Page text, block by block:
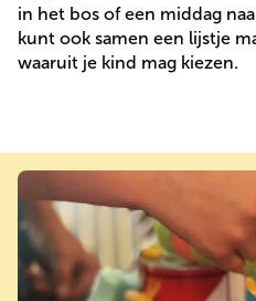
in het bos of een middag
kunt ook samen een lijstje
waaruit je kind mag kiezen.